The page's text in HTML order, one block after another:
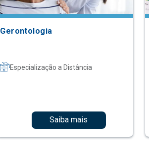
Gerontologia
Especialização a Distância
Saiba mais